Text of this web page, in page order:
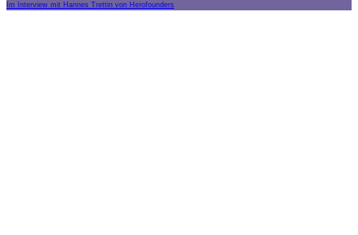
Im Interview mit Hannes Trettin von Herofounders